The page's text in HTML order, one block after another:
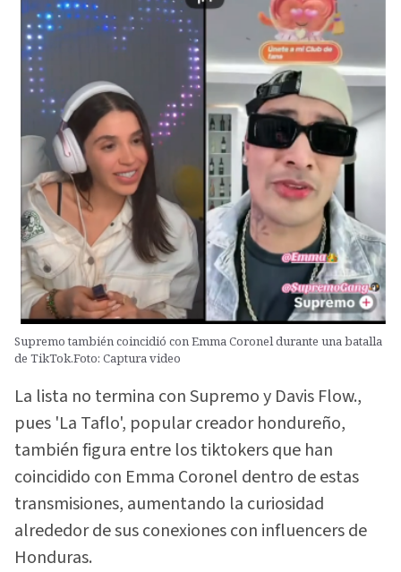
Supremo también coincidió con Emma Coronel durante una batalla
de TikTok.Foto: Captura video
La lista no termina con Supremo y Davis Flow.,
pues 'La Taflo', popular creador hondureño,
también figura entre los tiktokers que han
coincidido con Emma Coronel dentro de estas
transmisiones, aumentando la curiosidad
alrededor de sus conexiones con influencers de
Honduras.